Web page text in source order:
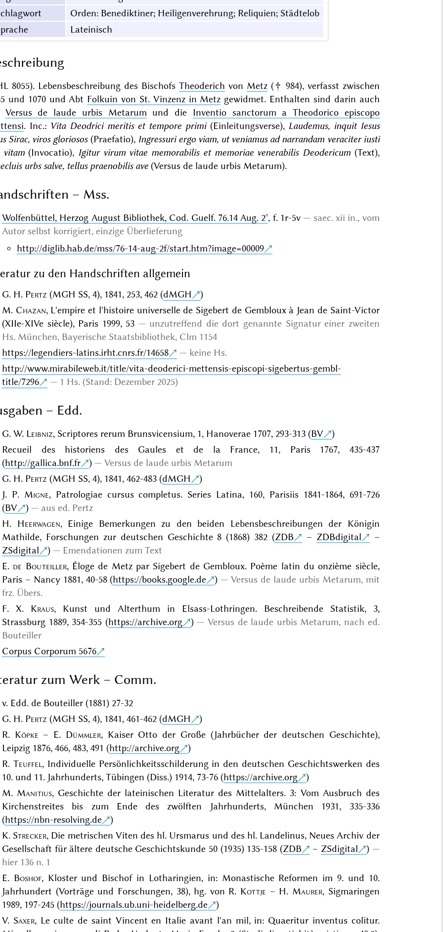
Orden: Benediktiner; Heiligenverehrung; Reliquien; Städtelob
Lateinisch
8055). Lebensbeschreibung des BischofsTheoderich von Metz († 984), verfasst zwischen
und 1070 und Abt Folkuin von St. Vinzenz in Metz gewidmet. Enthalten sind darin auch
Versus de laude urbis Metarum und die Inventio sanctorum a Theodorico episcopo
. Inc.: Vita Deodrici meritis et tempore primi(Einleitungsverse), Laudemus, inquit Iesus
Sirac, viros gloriosos(Praefatio), Ingressuri ergo viam, ut veniamus ad narrandam veraciter iusti
(Invocatio), Igitur virum vitae memorabilis et memoriae venerabilis Deodericum (Text),
urbs salve, tellus praenobilis ave(Versus de laude urbis Metarum).
– Mss.
Wolfenbüttel, Herzog August Bibliothek, Cod. Guelf. 76.14 Aug. 2°, f. 1r-5v
saec. xii in., vom
Autor selbst korrigiert, einzige Überlieferung
http://diglib.hab.de/mss/76-14-aug-2f/start.htm?image=00009
zu den Handschriften allgemein
G. H. Pertz (MGH SS, 4), 1841, 253, 462 (dMGH
)
M. Chazan, L'empire et l'histoire universelle de Sigebert de Gembloux à Jean de Saint-Victor
(XIIe-XIVe siècle), Paris 1999, 53
unzutreffend die dort genannte Signatur einer zweiten
Hs. München, Bayerische Staatsbibliothek, Clm 1154
https://legendiers-latins.irht.cnrs.fr/14658
keine Hs.
http://www.mirabileweb.it/title/vita-deoderici-mettensis-episcopi-sigebertus-gembl-
title/7296
1 Hs. (Stand: Dezember 2025)
– Edd.
G. W. Leibniz, Scriptores rerum Brunsvicensium, 1, Hanoverae 1707, 293-313 (BV
)
Recueil des historiens des Gaules et de la France, 11, Paris 1767, 435-437
(http://gallica.bnf.fr )
Versus de laude urbis Metarum
G. H. Pertz (MGH SS, 4), 1841, 462-483 (dMGH
)
J. P. Migne, Patrologiae cursus completus. Series Latina, 160, Parisiis 1841-1864, 691-726
(BV )
aus ed. Pertz
H.
Heerwagen, Einige Bemerkungen zu den beiden Lebensbeschreibungen der Königin
Mathilde, Forschungen zur deutschen Geschichte 8 (1868) 382 (ZDB – ZDBdigital
–
ZSdigital
)
Emendationen zum Text
E. de Bouteiller, Éloge de Metz par Sigebert de Gembloux. Poème latin du onzième siècle,
Paris – Nancy 1881, 40-58 (https://books.google.de )
Versus de laude urbis Metarum, mit
frz. Übers.
F. X. Kraus, Kunst und Alterthum in Elsass-Lothringen. Beschreibende Statistik, 3,
Strassburg 1889, 354-355 (https://archive.org )
Versus de laude urbis Metarum, nach ed.
Bouteiller
Corpus Corporum 5676
zum Werk – Comm.
v. Edd. de Bouteiller (1881) 27-32
G. H. Pertz (MGH SS, 4), 1841, 461-462 (dMGH
)
R. Köpke – E. Dümmler, Kaiser Otto der Große (Jahrbücher der deutschen Geschichte),
Leipzig 1876, 466, 483, 491 (http://archive.org
)
R. Teuffel, Individuelle Persönlichkeitsschilderung in den deutschen Geschichtswerken des
10. und 11. Jahrhunderts, Tübingen (Diss.) 1914, 73-76 (https://archive.org
)
M. Manitius, Geschichte der lateinischen Literatur des Mittelalters. 3: Vom Ausbruch des
Kirchenstreites bis zum Ende des zwölften Jahrhunderts, München 1931, 335-336
(https://nbn-resolving.de
)
K. Strecker, Die metrischen Viten des hl. Ursmarus und des hl. Landelinus, Neues Archiv der
Gesellschaft für ältere deutsche Geschichtskunde 50 (1935) 135-158 (ZDB – ZSdigital
)
hier 136 n. 1
E. Boshof, Kloster und Bischof in Lotharingien, in: Monastische Reformen im 9. und 10.
Jahrhundert (Vorträge und Forschungen, 38), hg. von R. Kottje – H. Maurer, Sigmaringen
1989, 197-245 (https://journals.ub.uni-heidelberg.de
)
V. Saxer, Le culte de saint Vincent en Italie avant l'an mil, in: Quaeritur inventus colitur.